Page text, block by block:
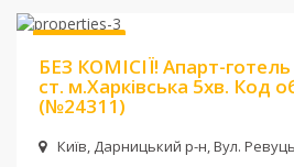
БЕЗ КОМІСІЇ! Апарт-готель
ст. м.Харківська 5хв. Код
(№24311)
Київ, Дарницький р-н, Вул.